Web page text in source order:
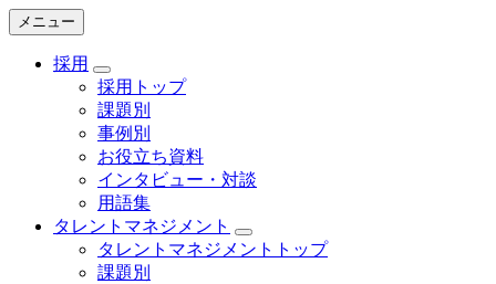
メニュー
採用
採用トップ
課題別
事例別
お役立ち資料
インタビュー・対談
用語集
タレントマネジメント
タレントマネジメントトップ
課題別